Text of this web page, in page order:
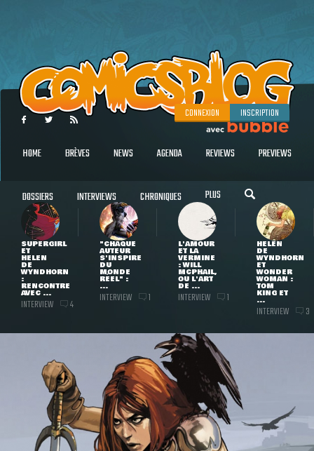
CONNEXION INSCRIPTION
HOME BRÈVES NEWS AGENDA REVIEWS PREVIEWS
DOSSIERS INTERVIEWS CHRONIQUES PLUS
SUPERGIRL
ET
HELEN
DE
WYNDHORN
:
RENCONTRE
AVEC ...
INTERVIEW 4
"CHAQUE
AUTEUR
S'INSPIRE
DU
MONDE
RÉEL" :
...
INTERVIEW 1
L'AMOUR
ET LA
VERMINE
: WILL
MCPHAIL,
OU L'ART
DE ...
INTERVIEW 1
HELEN
DE
WYNDHORN
ET
WONDER
WOMAN :
TOM
KING ET
...
INTERVIEW 3